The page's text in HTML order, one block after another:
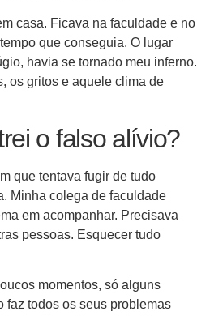
casa. Ficava na faculdade e no
que conseguia. O lugar
havia se tornado meu inferno.
os gritos e aquele clima de
o falso alívio?
que tentava fugir de tudo
Minha colega de faculdade
em acompanhar. Precisava
pessoas. Esquecer tudo
momentos, só alguns
faz todos os seus problemas